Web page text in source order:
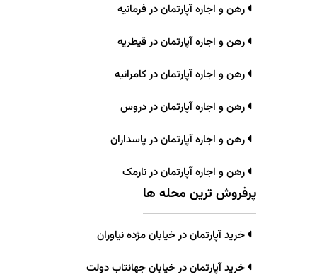
رهن و اجاره آپارتمان در فرمانیه
رهن و اجاره آپارتمان در قیطریه
رهن و اجاره آپارتمان در کامرانیه
رهن و اجاره آپارتمان در دروس
رهن و اجاره آپارتمان در پاسداران
رهن و اجاره آپارتمان در نارمک
پرفروش ترین محله ها
خرید آپارتمان در خیابان مژده نیاوران
خرید آپارتمان در خیابان جهانتاب دولت